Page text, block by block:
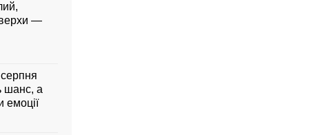
верхи —
шанс, а
емоції